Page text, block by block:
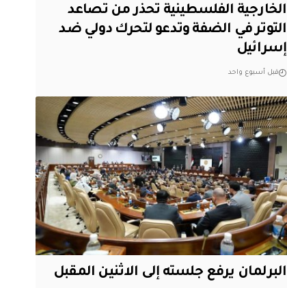
الخارجية الفلسطينية تحذر من تصاعد
التوتر في الضفة وتدعو لتحرك دولي ضد
إسرائيل
قبل أسبوع واحد
البرلمان يرفع جلسته إلى الاثنين المقبل